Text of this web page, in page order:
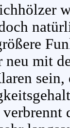
neu mit
sein,